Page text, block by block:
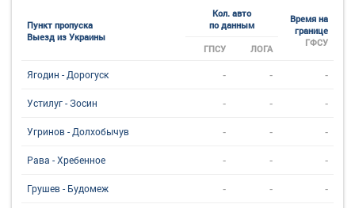
Пункт пропуска
Выезд из Украины
Кол. авто
по данным
Время на
границе
ГФСУ
ГПСУ ЛОГА
Ягодин - Дорогуск - - -
Устилуг - Зосин - - -
Угринов - Долхобычув - - -
Рава - Хребенное - - -
Грушев - Будомеж - - -